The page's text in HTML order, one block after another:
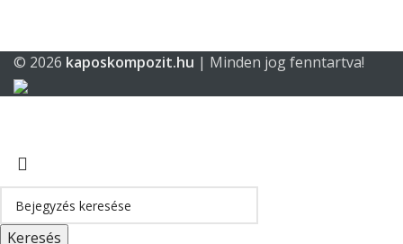
© 2026 kaposkompozit.hu | Minden jog fenntartva!
Keresés